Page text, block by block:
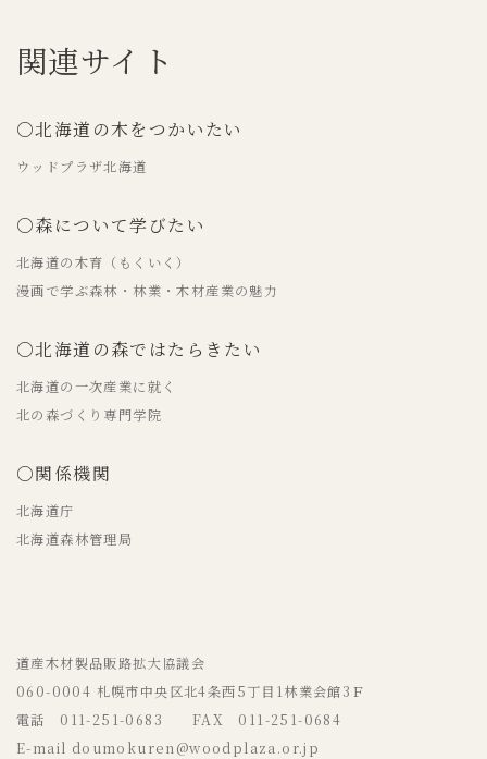
関連サイト
○北海道の木をつかいたい
ウッドプラザ北海道
○森について学びたい
北海道の木育（もくいく）
漫画で学ぶ森林・林業・木材産業の魅力
○北海道の森ではたらきたい
北海道の一次産業に就く
北の森づくり専門学院
○関係機関
北海道庁
北海道森林管理局
道産木材製品販路拡大協議会
060-0004 札幌市中央区北4条西5丁目1林業会館3Ｆ
電話 011-251-0683 FAX 011-251-0684
E-mail doumokuren@woodplaza.or.jp